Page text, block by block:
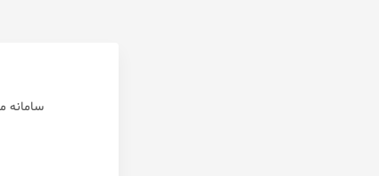
سامانه